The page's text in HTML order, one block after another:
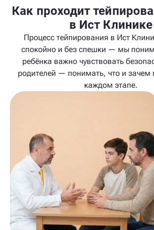
Как проходит
в Ист Клинике
Процесс тейпирования в Ист
спокойно и без спешки — мы
ребёнка важно чувствовать
родителей — понимать, что и
каждом этапе.